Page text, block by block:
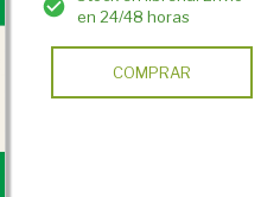
en 24/48 horas
COMPRAR